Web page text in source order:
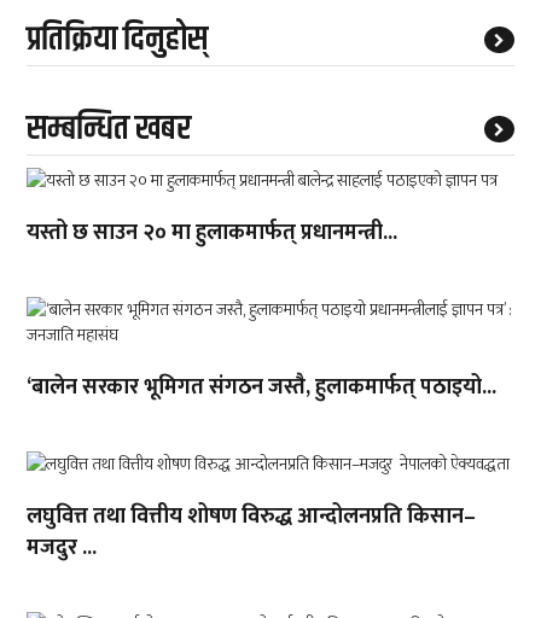
प्रतिक्रिया दिनुहोस्
सम्बन्धित खबर
यस्तो छ साउन २० मा हुलाकमार्फत् प्रधानमन्त्री...
‘बालेन सरकार भूमिगत संगठन जस्तै, हुलाकमार्फत् पठाइयो...
लघुवित्त तथा वित्तीय शोषण विरुद्ध आन्दोलनप्रति किसान–
मजदुर ...